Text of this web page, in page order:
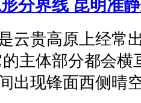
分界线 昆明准
云贵高原上经常
主体部分都会
出现锋面西侧